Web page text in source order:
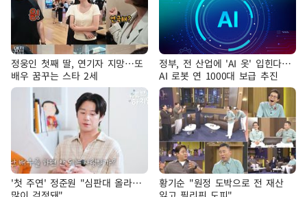
정웅인 첫째 딸, 연기자 지망…또
배우 꿈꾸는 스타 2세
정부, 전 산업에 'AI 옷' 입힌다…
AI 로봇 연 1000대 보급 추진
'첫 주연' 정준원 "심판대 올라…
황기순 "원정 도박으로 전 재산